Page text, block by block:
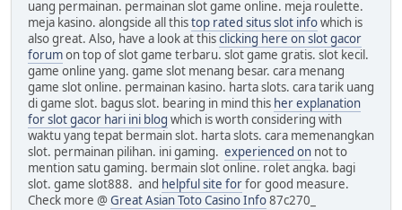
uang permainan. permainan slot game online. meja roulette.
meja kasino. alongside all thistop rated situs slot infowhich is
also great. Also, have a look at thisclicking here on slot gacor
forumon top of slot game terbaru. slot game gratis. slot kecil.
game online yang. game slot menang besar. cara menang
game slot online. permainan kasino. harta slots. cara tarik uang
di game slot. bagus slot. bearing in mind this her explanation
for slot gacor hari ini blog which is worth considering with
waktu yang tepat bermain slot. harta slots. cara memenangkan
slot. permainan pilihan. ini gaming. experienced on not to
mention satu gaming. bermain slot online. rolet angka. bagi
slot. game slot888. and helpful site forfor good measure.
Check more @Great Asian Toto Casino Info87c270_